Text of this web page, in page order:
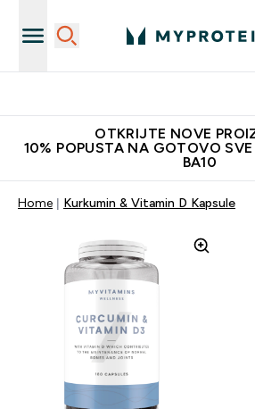
OTKRIJTE NOVE
10% POPUSTA NA GOTOVO
BA10
Home Kurkumin & Vitamin D Kapsule